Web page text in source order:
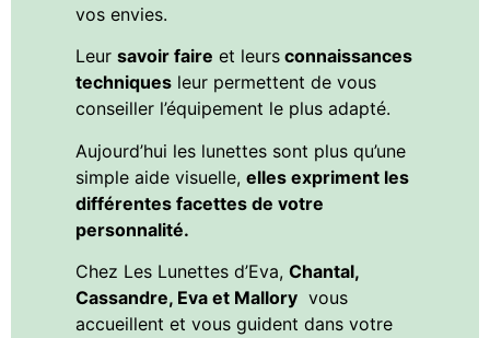
vos envies.
Leur savoir faire et leurs connaissances
techniques leur permettent de vous
conseiller l’équipement le plus adapté.
Aujourd’hui les lunettes sont plus qu’une
simple aide visuelle, elles expriment les
différentes facettes de votre
personnalité.
Chez Les Lunettes d’Eva, Chantal,
Cassandre, Eva et Mallory vous
accueillent et vous guident dans votre